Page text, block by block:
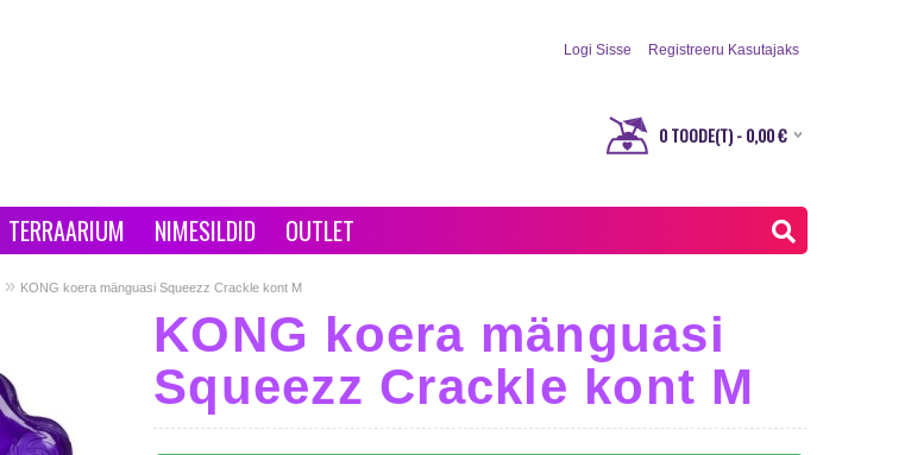
Logi Sisse Registreeru Kasutajaks
0TOODE(T) -0,00€
TERRAARIUM NIMESILDID OUTLET
» KONG koera mänguasi Squeezz Crackle kont M
KONG koera mänguasi
Squeezz Crackle kont M